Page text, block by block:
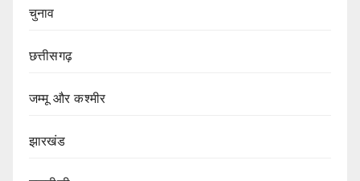
चुनाव
छत्तीसगढ़
जम्मू और कश्मीर
झारखंड